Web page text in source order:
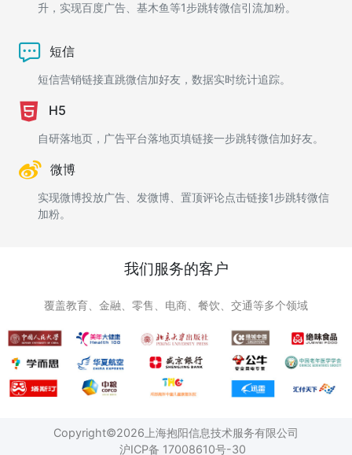
升，实现百度广告、基木鱼等1步跳转微信引流加粉。
短信
短信营销链接直跳微信加好友，数据实时统计追踪。
H5
自研落地页，广告平台落地页填链接一步跳转微信加好友。
微博
实现微博投放广告、发微博、置顶评论点击链接1步跳转微信
加粉。
我们服务的客户
覆盖教育、金融、零售、电商、餐饮、交通等多个领域
Copyright©2026上海抱阳信息技术服务有限公司
沪ICP备 17008610号-30